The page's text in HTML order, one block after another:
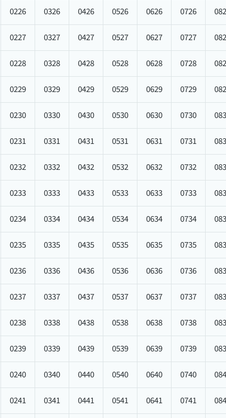
0226 0326 0426 0526 0626 0726
0227 0327 0427 0527 0627 0727
0228 0328 0428 0528 0628 0728
0229 0329 0429 0529 0629 0729
0230 0330 0430 0530 0630 0730
0231 0331 0431 0531 0631 0731
0232 0332 0432 0532 0632 0732
0233 0333 0433 0533 0633 0733
0234 0334 0434 0534 0634 0734
0235 0335 0435 0535 0635 0735
0236 0336 0436 0536 0636 0736
0237 0337 0437 0537 0637 0737
0238 0338 0438 0538 0638 0738
0239 0339 0439 0539 0639 0739
0240 0340 0440 0540 0640 0740
0241 0341 0441 0541 0641 0741